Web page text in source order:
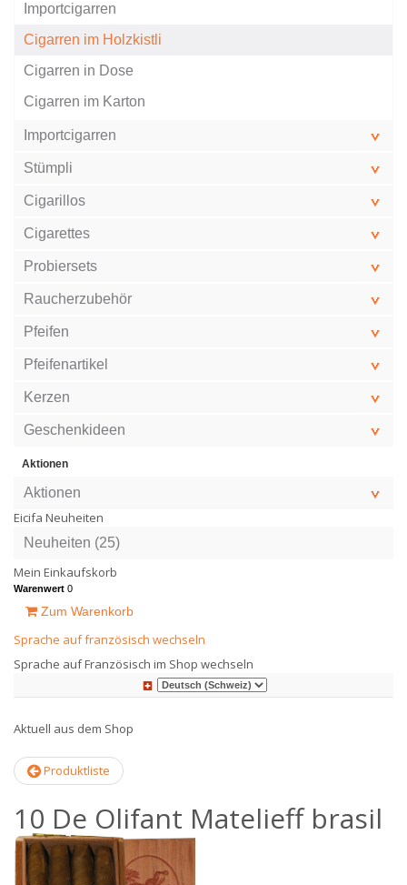
Importcigarren
Cigarren im Holzkistli
Cigarren in Dose
Cigarren im Karton
Importcigarren
Stümpli
Cigarillos
Cigarettes
Probiersets
Raucherzubehör
Pfeifen
Pfeifenartikel
Kerzen
Geschenkideen
Aktionen
Aktionen
Eicifa Neuheiten
Neuheiten (25)
Mein Einkaufskorb
Warenwert 0
Zum Warenkorb
Sprache auf französisch wechseln
Sprache auf Französisch im Shop wechseln
Aktuell aus dem Shop
Produktliste
10 De Olifant Matelieff brasil